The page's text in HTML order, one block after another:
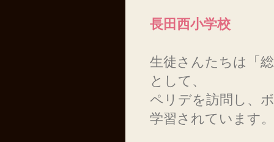
長田西小学校
生徒さんたちは「
として、
ペリデを訪問し、
学習されています。